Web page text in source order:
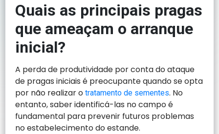
Quais as principais pragas
que ameaçam o arranque
inicial?
A perda de produtividade por conta do ataque
de pragas iniciais é preocupante quando se opta
por não realizar otratamento de sementes. No
entanto, saber identificá-las no campo é
fundamental para prevenir futuros problemas
no estabelecimento do estande.